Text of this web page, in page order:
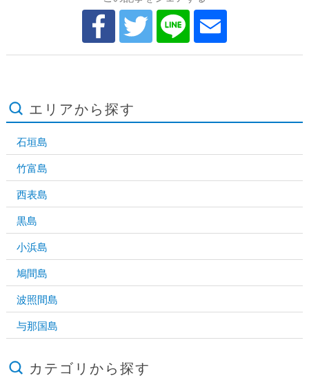
エリアから探す
石垣島
竹富島
西表島
黒島
小浜島
鳩間島
波照間島
与那国島
カテゴリから探す